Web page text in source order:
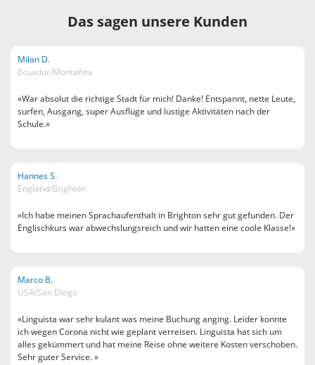
Das sagen unsere Kunden
Milan D.
Ecuador/Montañita
«War absolut die richtige Stadt für mich! Danke! Entspannt, nette Leute,
surfen, Ausgang, super Ausflüge und lustige Aktivitäten nach der
Schule.»
Hannes S.
England/Brighton
«Ich habe meinen Sprachaufenthalt in Brighton sehr gut gefunden. Der
Englischkurs war abwechslungsreich und wir hatten eine coole Klasse!»
Marco B.
USA/San Diego
«Linguista war sehr kulant was meine Buchung anging. Leider konnte
ich wegen Corona nicht wie geplant verreisen. Linguista hat sich um
alles gekümmert und hat meine Reise ohne weitere Kosten verschoben.
Sehr guter Service. »